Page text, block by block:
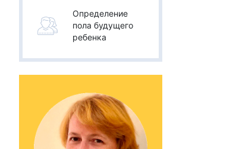
Определение
пола будущего
ребенка